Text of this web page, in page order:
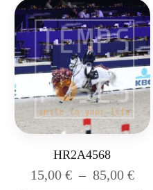
HR2A4568
15,00 € – 85,00 €